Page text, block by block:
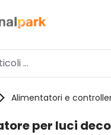
principale
Alimentatori e
per luci